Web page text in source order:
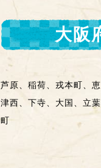
大阪
芦原、稲荷、戎本町、
津西、下寺、大国、立
町